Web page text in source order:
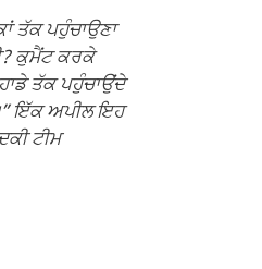
ਤੱਕ ਪਹੁੰਚਾਉਣਾ
ਕੁਮੈਂਟ ਕਰਕੇ
ਤੱਕ ਪਹੁੰਚਾਉਂਦੇ
ਇੱਕ ਅਪੀਲ ਇਹ
ਟੀਮ